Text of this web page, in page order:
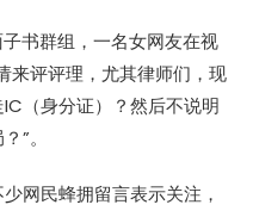
书群组，一名女网友在视
来评评理，尤其律师们，现
（身分证）？然后不说明
”。
网民蜂拥留言表示关注，